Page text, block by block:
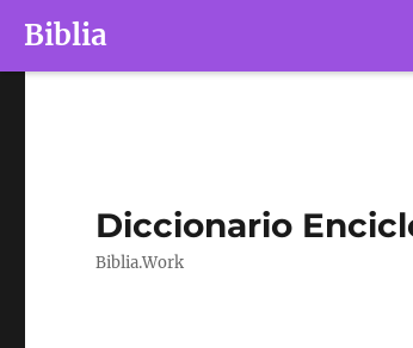
Biblia
Diccionario
Biblia.Work